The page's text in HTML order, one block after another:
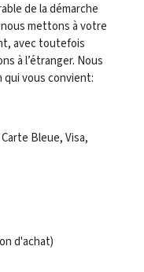
de la démarche
mettons à votre
avec toutefois
à l’étranger. Nous
vous convient:
Bleue, Visa,
d'achat)